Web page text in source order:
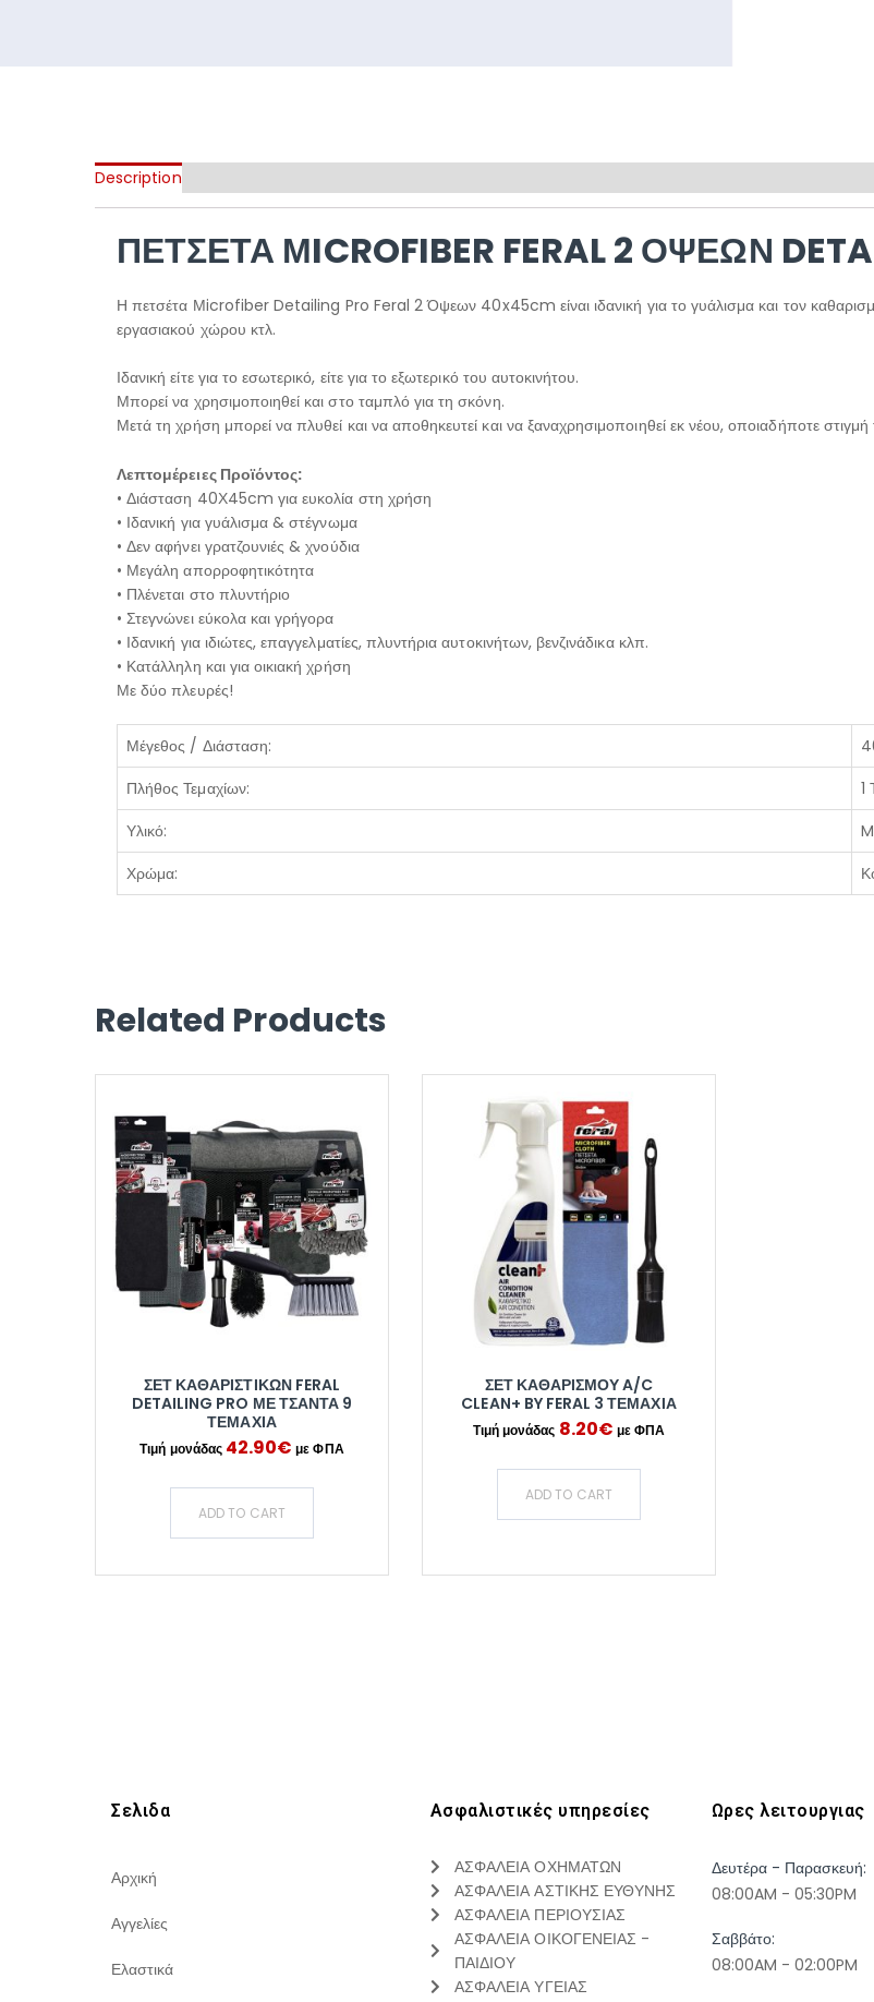
Description
ΠΕΤΣΈΤΑ ΜICROFIBER FERAL 2 ΌΨΕΩΝ
Η πετσέτα Μicrofiber Detailing Pro Feral 2 Όψεων 40x45cm είναι ιδανική για το γυάλισμα και τον
εργασιακού χώρου κτλ.
Ιδανική είτε για το εσωτερικό, είτε για το εξωτερικό του αυτοκινήτου.
Μπορεί να χρησιμοποιηθεί και στο ταμπλό για τη σκόνη.
Μετά τη χρήση μπορεί να πλυθεί και να αποθηκευτεί και να ξαναχρησιμοποιηθεί εκ νέου, οποιαδήποτε στιγμή
Λεπτομέρειες Προϊόντος:
• Διάσταση 40Χ45cm για ευκολία στη χρήση
• Ιδανική για γυάλισμα & στέγνωμα
• Δεν αφήνει γρατζουνιές & χνούδια
• Μεγάλη απορροφητικότητα
• Πλένεται στο πλυντήριο
• Στεγνώνει εύκολα και γρήγορα
• Ιδανική για ιδιώτες, επαγγελματίες, πλυντήρια αυτοκινήτων, βενζινάδικα κλπ.
• Κατάλληλη και για οικιακή χρήση
Με δύο πλευρές!
Μέγεθος / Διάσταση:
Πλήθος Τεμαχίων:
1
Υλικό:
Χρώμα:
Related Products
ΣΕΤ ΚΑΘΑΡΙΣΤΙΚΏΝ FERAL
DETAILING PRO ΜΕ ΤΣΆΝΤΑ 9
ΤΕΜΆΧΙΑ
42.90€
ADD TO CART
ΣΕΤ ΚΑΘΑΡΙΣΜΟΎ A/C
CLEAN+ BY FERAL 3 ΤΕΜΆΧΙΑ
8.20€
ADD TO CART
Σελιδα
Αρχική
Αγγελίες
Ελαστικά
Ασφαλιστικές υπηρεσίες
ΑΣΦΑΛΕΙΑ ΟΧΗΜΑΤΩΝ
ΑΣΦΑΛΕΙΑ ΑΣΤΙΚΗΣ ΕΥΘΥΝΗΣ
ΑΣΦΑΛΕΙΑ ΠΕΡΙΟΥΣΙΑΣ
ΑΣΦΑΛΕΙΑ ΟΙΚΟΓΕΝΕΙΑΣ -
ΠΑΙΔΙΟΥ
ΑΣΦΑΛΕΙΑ ΥΓΕΙΑΣ
Ωρες λειτουργιας
Δευτέρα - Παρασκευή:
08:00AM - 05:30PM
Σαββάτο:
08:00AM - 02:00PM